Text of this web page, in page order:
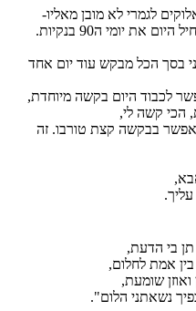
מובן מאליו-
עוד יום אחד
מיוחדת,
טורבו. זה